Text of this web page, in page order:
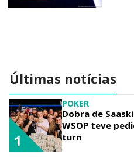
Últimas notícias
POKER
Dobra de
WSOP teve
turn
1